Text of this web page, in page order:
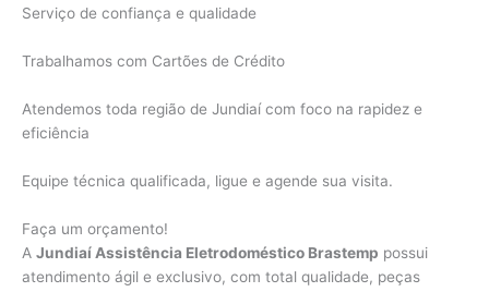
Serviço de confiança e qualidade
Trabalhamos com Cartões de Crédito
Atendemos toda região de Jundiaí com foco na rapidez e
eficiência
Equipe técnica qualificada, ligue e agende sua visita.
Faça um orçamento!
A Jundiaí Assistência Eletrodoméstico Brastemp possui
atendimento ágil e exclusivo, com total qualidade, peças